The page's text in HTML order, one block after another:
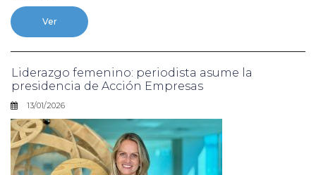
Ver
Liderazgo femenino: periodista asume la
presidencia de Acción Empresas
13/01/2026